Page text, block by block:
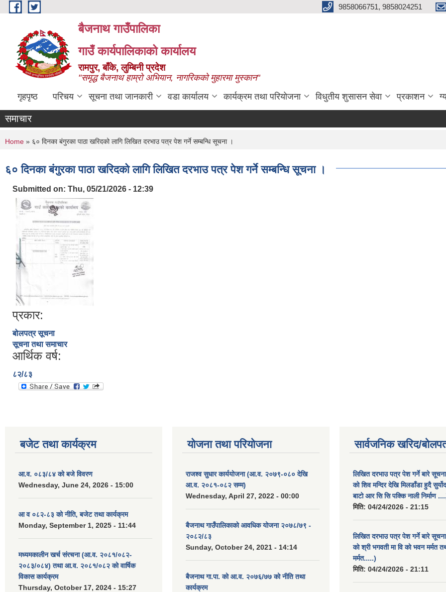
Skip to main content 9858066751, 9858024251
बैजनाथ गाउँपालिका
गाउँ कार्यपालिकाको कार्यालय
रामपुर, बाँके, लुम्बिनी प्रदेश
"समृद्ध बैजनाथ हाम्रो अभियान, नागरिकको मुहारमा मुस्कान"
गृहपृष्ठ परिचय सूचना तथा जानकारी वडा कार्यालय कार्यक्रम तथा परियोजना विधुतीय शुसासन सेवा प्रकाशन
समाचार
You are here
Home » ६० दिनका बंगुरका पाठा खरिदको लागि लिखित दरभाउ पत्र पेश गर्ने सम्बन्धि सूचना ।
६० दिनका बंगुरका पाठा खरिदको लागि लिखित दरभाउ पत्र पेश गर्ने सम्बन्धि सूचना ।
Submitted on: Thu, 05/21/2026 - 12:39
प्रकार:
बोलपत्र सूचना
सूचना तथा समाचार
आर्थिक वर्ष:
८२/८३
बजेट तथा कार्यक्रम
आ.व. ०८३/८४ को बजे विवरण
Wednesday, June 24, 2026 - 15:00
आ व ०८२-८३ को नीति, बजेट तथा कार्यक्रम
Monday, September 1, 2025 - 11:44
मध्यमकालीन खर्च संरचना (आ.व. २०८१/०८२-
२०८३/०८४) तथा आ.व. २०८१/०८२ को वार्षिक
विकास कार्यक्रम
Thursday, October 17, 2024 - 15:27
योजना तथा परियोजना
राजश्व सुधार कार्ययोजना (आ.व. २०७९-०८० देखि
आ.व. २०८१-०८२ सम्म)
Wednesday, April 27, 2022 - 00:00
बैजनाथ गाउँपालिकाको आवधिक योजना २०७८/७९ -
२०८२/८३
Sunday, October 24, 2021 - 14:14
बैजनाथ गा.पा. को आ.व. २०७६/७७ को नीति तथा
कार्यक्रम
सार्वजनिक खरिद/
लिखित दरभाउ पत्र पेश गर्ने बारे
को शिव मन्दिर देखि मिलडाँडा हुदै
बाटो आर सि सि पक्कि नाली निर्माण
मिति: 04/24/2026 - 21:15
लिखित दरभाउ पत्र पेश गर्ने बारे
को श्री भगवती मा वि को भवन मर्मत
मर्मत.....)
मिति: 04/24/2026 - 21:11